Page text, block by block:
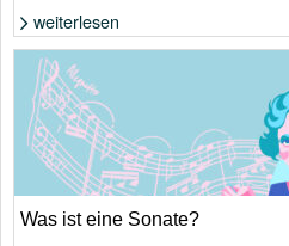
Wenig Geld für reichlich Gitarre | Gretsch
weiterlesen
Was ist eine Sonate?